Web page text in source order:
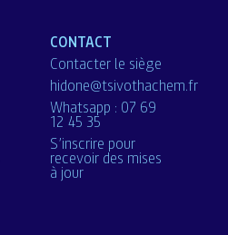
CONTACT
Contacter le siège
hidone@tsivothachem.fr
Whatsapp : 07 69
12 45 35
S’inscrire pour
recevoir des mises
à jour